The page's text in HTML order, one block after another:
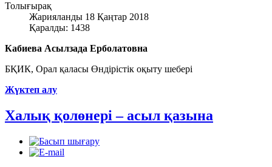
Толығырақ
Жарияланды 18 Қаңтар 2018
Қаралды: 1438
Кабиева Асылзада Ерболатовна
БҚИК, Орал қаласы Өндірістік оқыту шебері
Жүктеп алу
Халық қолөнері – асыл қазына